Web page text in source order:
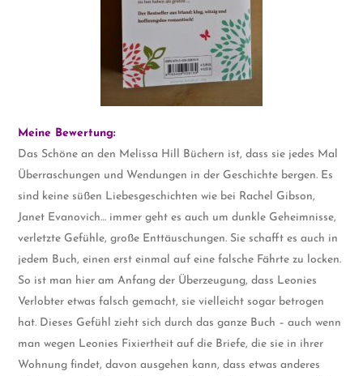
Meine Bewertung:
Das Schöne an den Melissa Hill Büchern ist, dass sie jedes Mal
Überraschungen und Wendungen in der Geschichte bergen. Es
sind keine süßen Liebesgeschichten wie bei Rachel Gibson,
Janet Evanovich… immer geht es auch um dunkle Geheimnisse,
verletzte Gefühle, große Enttäuschungen. Sie schafft es auch in
jedem Buch, einen erst einmal auf eine falsche Fährte zu locken.
So ist man hier am Anfang der Überzeugung, dass Leonies
Verlobter etwas falsch gemacht, sie vielleicht sogar betrogen
hat. Dieses Gefühl zieht sich durch das ganze Buch – auch wenn
man wegen Leonies Fixiertheit auf die Briefe, die sie in ihrer
Wohnung findet, davon ausgehen kann, dass etwas anderes